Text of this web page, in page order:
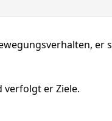
er
verfolgt er Ziele.